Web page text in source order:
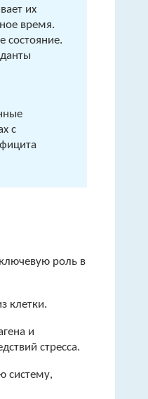
их
время.
состояние.
с
роль в
клетки.
и
стресса.
систему,